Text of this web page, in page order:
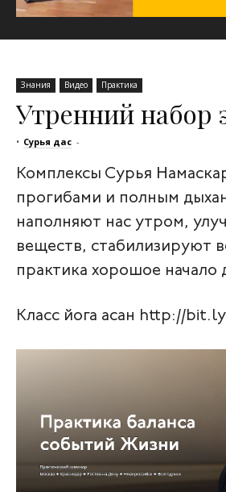
Знания Видео Практика
Утренний набор
• Сурья дас -
Комплексы Сурья
прогибами и полным
наполняют нас утром,
веществ, стабилизируют
практика хорошое начало
Класс йога асан http://